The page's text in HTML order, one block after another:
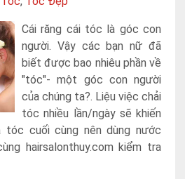
Cái răng cái tóc là góc con
người. Vậy các bạn nữ đã
biết được bao nhiêu phần về
"tóc"- một góc con người
của chúng ta?. Liệu việc chải
tóc nhiều lần/ngày sẽ khiến
tóc cuối cùng nên dùng nước
hairsalonthuy.com kiểm tra